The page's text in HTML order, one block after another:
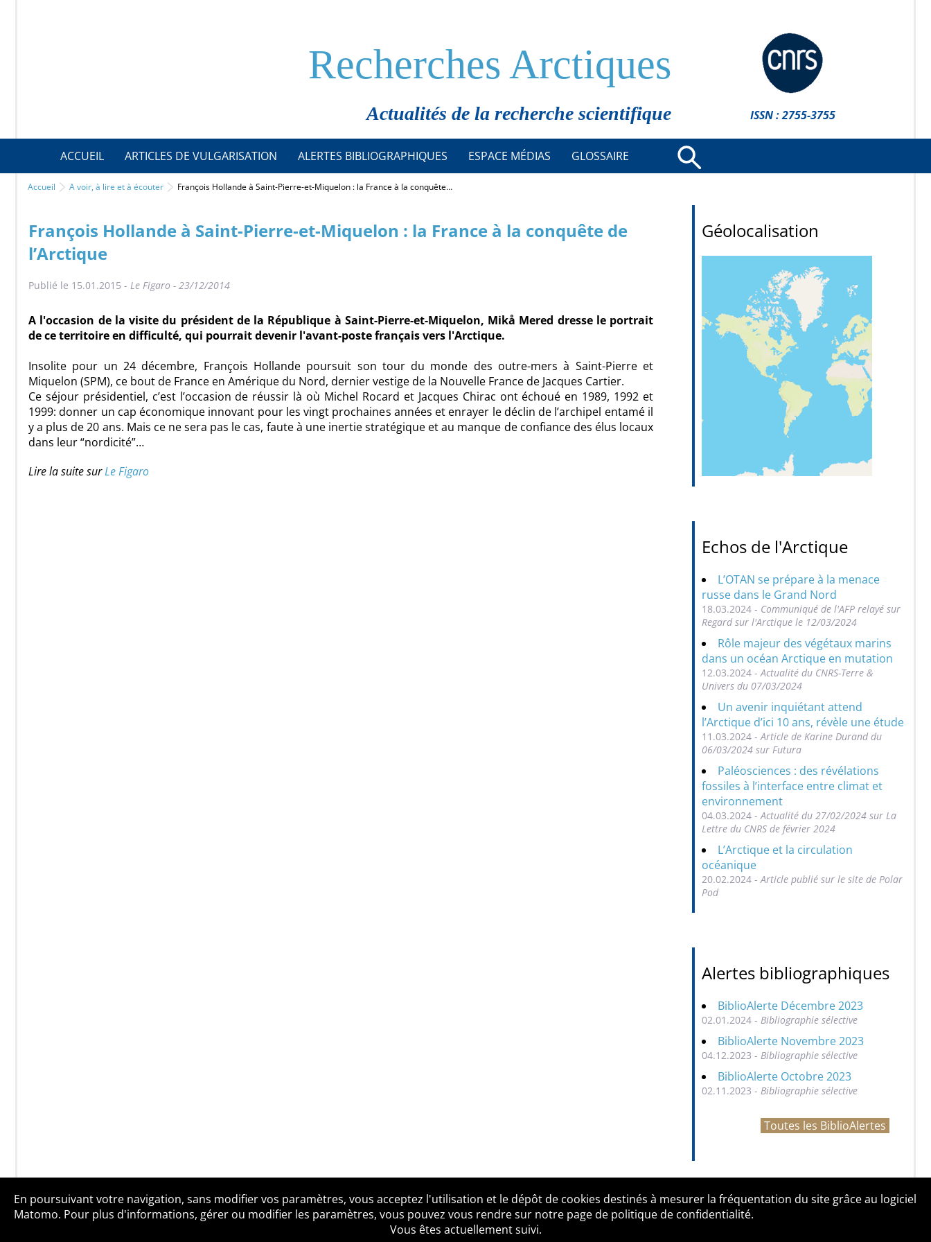
Recherches Arctiques
Actualités de la recherche scientifique ISSN : 2755-3755
ACCUEIL ARTICLES DE VULGARISATION ALERTES BIBLIOGRAPHIQUES ESPACE MÉDIAS GLOSSAIRE
Accueil A voir, à lire et à écouter François Hollande à Saint-Pierre-et-Miquelon : la France à la conquête…
François Hollande à Saint-Pierre-et-Miquelon : la France à la conquête de
l’Arctique
Publié le 15.01.2015 - Le Figaro - 23/12/2014
A l'occasion de la visite du président de la République à Saint-Pierre-et-Miquelon, Mikå Mered dresse le portrait
de ce territoire en difficulté, qui pourrait devenir l'avant-poste français vers l'Arctique.
Insolite pour un 24 décembre, François Hollande poursuit son tour du monde des outre-mers à Saint-Pierre et
Miquelon (SPM), ce bout de France en Amérique du Nord, dernier vestige de la Nouvelle France de Jacques Cartier.
Ce séjour présidentiel, c’est l’occasion de réussir là où Michel Rocard et Jacques Chirac ont échoué en 1989, 1992 et
1999: donner un cap économique innovant pour les vingt prochaines années et enrayer le déclin de l’archipel entamé il
y a plus de 20 ans. Mais ce ne sera pas le cas, faute à une inertie stratégique et au manque de confiance des élus locaux
dans leur “nordicité”…
Lire la suite surLe Figaro
Géolocalisation
Echos de l'Arctique
L’OTAN se prépare à la menace
russe dans le Grand Nord
18.03.2024 - Communiqué de l'AFP relayé sur
Regard sur l'Arctique le 12/03/2024
Rôle majeur des végétaux marins
dans un océan Arctique en mutation
12.03.2024 - Actualité du CNRS-Terre &
Univers du 07/03/2024
Un avenir inquiétant attend
l’Arctique d’ici 10 ans, révèle une étude
11.03.2024 - Article de Karine Durand du
06/03/2024 sur Futura
Paléosciences : des révélations
fossiles à l’interface entre climat et
environnement
04.03.2024 - Actualité du 27/02/2024 sur La
Lettre du CNRS de février 2024
L’Arctique et la circulation
océanique
20.02.2024 - Article publié sur le site de Polar
Pod
Alertes bibliographiques
BiblioAlerte Décembre 2023
02.01.2024 - Bibliographie sélective
BiblioAlerte Novembre 2023
04.12.2023 - Bibliographie sélective
BiblioAlerte Octobre 2023
02.11.2023 - Bibliographie sélective
Toutes les BiblioAlertes
Qui sommes-nous ? Mentions légales Accessibilité Politique de confidentialité Contact
En poursuivant votre navigation, sans modifier vos paramètres, vous acceptez l'utilisation et le dépôt de cookies destinés à mesurer la fréquentation du site grâce au logiciel
Matomo. Pour plus d'informations, gérer ou modifier les paramètres, vous pouvez vous rendre sur notre page de politique de confidentialité.
Vous êtes actuellement suivi.